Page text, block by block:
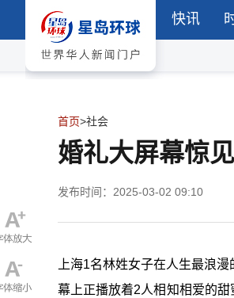
快讯
首页>社会
婚礼大屏幕惊
发布时间：2025-03-02 09:10
上海1名林姓女子在人生最浪
幕上正播放着2人相知相爱的